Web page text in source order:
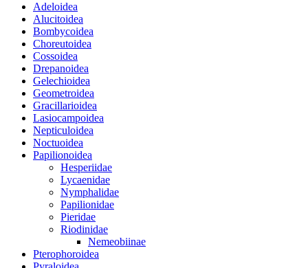
Adeloidea
Alucitoidea
Bombycoidea
Choreutoidea
Cossoidea
Drepanoidea
Gelechioidea
Geometroidea
Gracillarioidea
Lasiocampoidea
Nepticuloidea
Noctuoidea
Papilionoidea
Hesperiidae
Lycaenidae
Nymphalidae
Papilionidae
Pieridae
Riodinidae
Nemeobiinae
Pterophoroidea